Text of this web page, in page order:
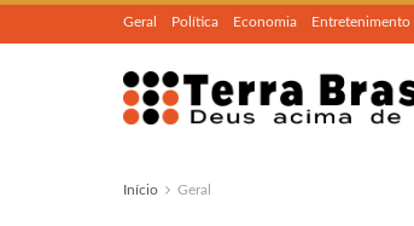
Geral Política Economia Entretenimento
Início Geral